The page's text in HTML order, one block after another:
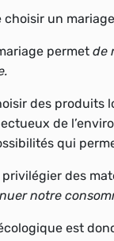
choisir un
permet de
des produits
de
qui
privilégier des
notre
est